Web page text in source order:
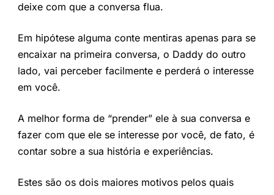
deixe com que a conversa flua.
Em hipótese alguma conte mentiras apenas para se
encaixar na primeira conversa, o Daddy do outro
lado, vai perceber facilmente e perderá o interesse
em você.
A melhor forma de “prender” ele à sua conversa e
fazer com que ele se interesse por você, de fato, é
contar sobre a sua história e experiências.
Estes são os dois maiores motivos pelos quais